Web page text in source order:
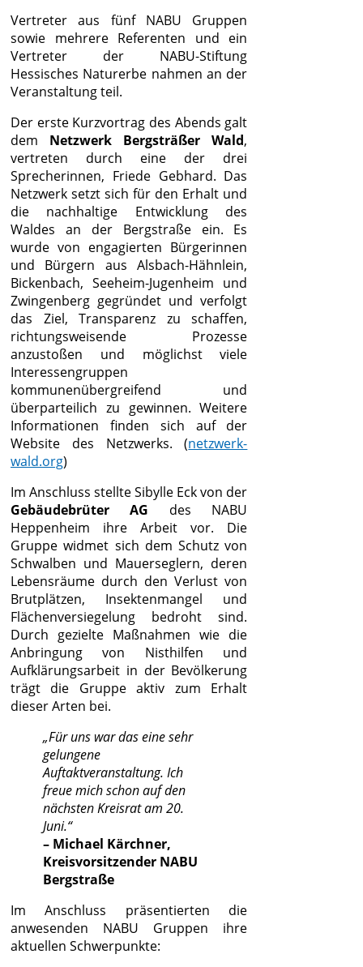
Vertreter aus fünf NABU Gruppen
sowie mehrere Referenten und ein
Vertreter der NABU-Stiftung
Hessisches Naturerbe nahmen an der
Veranstaltung teil.
Der erste Kurzvortrag des Abends galt
dem Netzwerk Bergsträßer Wald,
vertreten durch eine der drei
Sprecherinnen, Friede Gebhard. Das
Netzwerk setzt sich für den Erhalt und
die nachhaltige Entwicklung des
Waldes an der Bergstraße ein. Es
wurde von engagierten Bürgerinnen
und Bürgern aus Alsbach-Hähnlein,
Bickenbach, Seeheim-Jugenheim und
Zwingenberg gegründet und verfolgt
das Ziel, Transparenz zu schaffen,
richtungsweisende Prozesse
anzustoßen und möglichst viele
Interessengruppen
kommunenübergreifend und
überparteilich zu gewinnen. Weitere
Informationen finden sich auf der
Website des Netzwerks. (netzwerk-
wald.org)
Im Anschluss stellte Sibylle Eck von der
Gebäudebrüter AG des NABU
Heppenheim ihre Arbeit vor. Die
Gruppe widmet sich dem Schutz von
Schwalben und Mauerseglern, deren
Lebensräume durch den Verlust von
Brutplätzen, Insektenmangel und
Flächenversiegelung bedroht sind.
Durch gezielte Maßnahmen wie die
Anbringung von Nisthilfen und
Aufklärungsarbeit in der Bevölkerung
trägt die Gruppe aktiv zum Erhalt
dieser Arten bei.
„Für uns war das eine sehr
gelungene
Auftaktveranstaltung. Ich
freue mich schon auf den
nächsten Kreisrat am 20.
Juni.“
– Michael Kärchner,
Kreisvorsitzender NABU
Bergstraße
Im Anschluss präsentierten die
anwesenden NABU Gruppen ihre
aktuellen Schwerpunkte: